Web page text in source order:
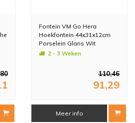
Fontein VM Go Hera
Hoekfontein 44x31x12cm
Porselein Glans Wit
2 - 3 Weken
110,46
91,29
Meer info